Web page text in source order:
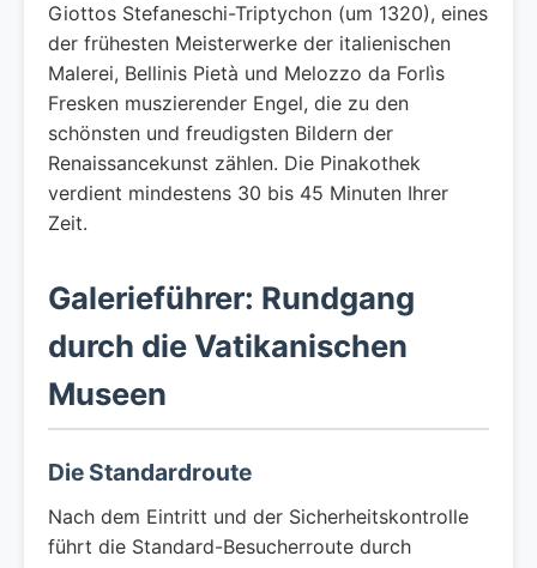
Giottos Stefaneschi-Triptychon (um 1320), eines
der frühesten Meisterwerke der italienischen
Malerei, Bellinis Pietà und Melozzo da Forlìs
Fresken muszierender Engel, die zu den
schönsten und freudigsten Bildern der
Renaissancekunst zählen. Die Pinakothek
verdient mindestens 30 bis 45 Minuten Ihrer
Zeit.
Galerieführer: Rundgang
durch die Vatikanischen
Museen
Die Standardroute
Nach dem Eintritt und der Sicherheitskontrolle
führt die Standard-Besucherroute durch